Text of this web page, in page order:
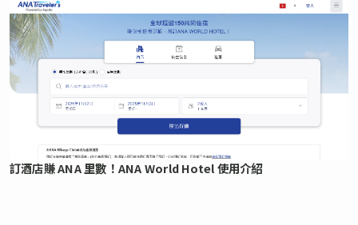
訂酒店賺 ANA 里數！ANA World Hotel 使用介紹